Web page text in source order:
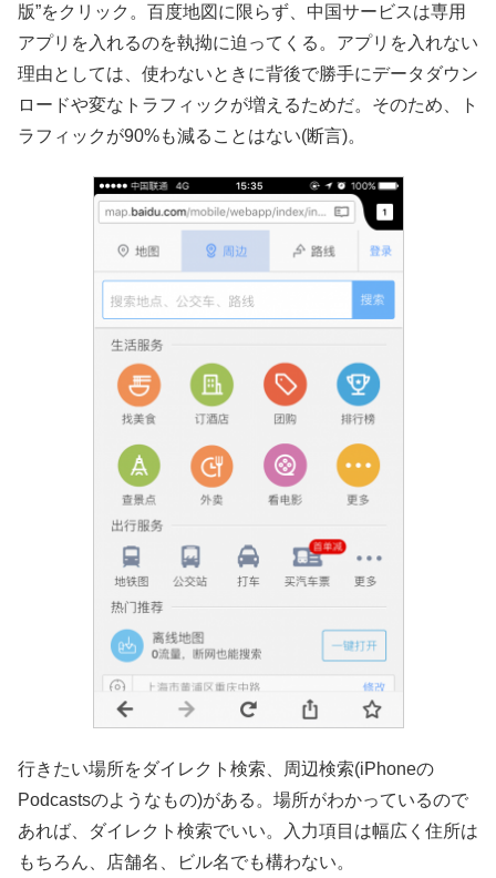
版”をクリック。百度地図に限らず、中国サービスは専用
アプリを入れるのを執拗に迫ってくる。アプリを入れない
理由としては、使わないときに背後で勝手にデータダウン
ロードや変なトラフィックが増えるためだ。そのため、ト
ラフィックが90%も減ることはない(断言)。
行きたい場所をダイレクト検索、周辺検索(iPhoneの
Podcastsのようなもの)がある。場所がわかっているので
あれば、ダイレクト検索でいい。入力項目は幅広く住所は
もちろん、店舗名、ビル名でも構わない。